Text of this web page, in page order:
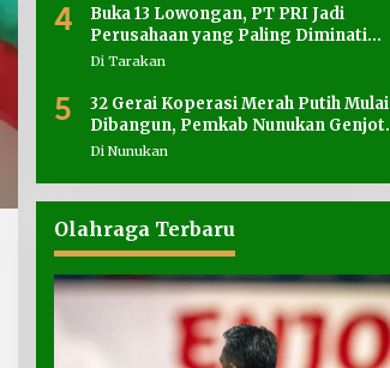
4
Buka 13 Lowongan, PT PRI Jadi
Perusahaan yang Paling Diminati
Pencari Kerja
Di Tarakan
5
32 Gerai Koperasi Merah Putih Mulai
Dibangun, Pemkab Nunukan Genjot
Penyediaan Lahan
Di Nunukan
Olahraga Terbaru